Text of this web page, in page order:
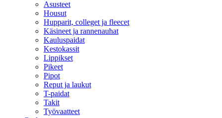
Asusteet
Housut
Hupparit, colleget ja fleecet
Käsineet ja rannenauhat
Kauluspaidat
Kestokassit
Lippikset
Pikeet
Pipot
Reput ja laukut
T-paidat
Takit
Työvaatteet